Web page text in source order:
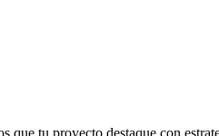
que tu proyecto destaque con